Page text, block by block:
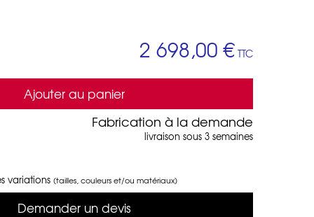
2 698,00 € TTC
Ajouter au panier
Fabrication à la demande
livraison sous 3 semaines
variations (tailles, couleurs et/ou matériaux)
Demander un devis